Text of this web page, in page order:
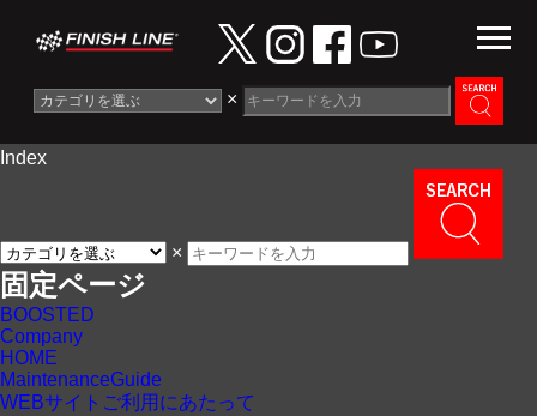
×
Information
Maintenance Guide
Contact
Index
×
固定ページ
BOOSTED
Company
HOME
MaintenanceGuide
WEBサイトご利用にあたって